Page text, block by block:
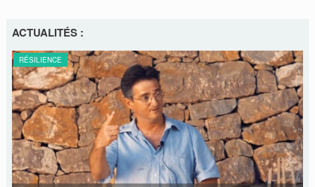
ACTUALITÉS :
RÉSILIENCE